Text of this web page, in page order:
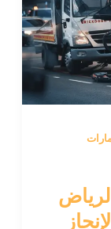
– الإنجاز